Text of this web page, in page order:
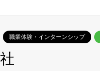
職業体験・インターンシップ